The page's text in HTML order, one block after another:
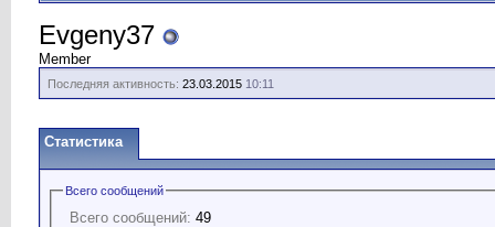
Evgeny37
Member
Последняя активность: 23.03.2015 10:11
Статистика
Всего сообщений
Всего сообщений: 49